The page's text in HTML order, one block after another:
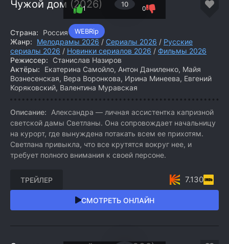
Чужой дом (2026)
WEBRip
10
1 0
Страна:
Россия
Жанр:
Мелодрамы 2026 / Сериалы 2026 / Русские
сериалы 2026 / Новинки сериалов 2026 / Фильмы 2026
Режиссер:
Станислав Назиров
Актёры:
Екатерина Самойло, Антон Даниленко, Майя
Вознесенская, Вера Воронкова, Ирина Минеева, Евгений
Коряковский, Валентина Муравская
Описание:
Александра — личная ассистентка капризной
светской дамы Светланы. Она сопровождает начальницу
на курорт, где вынуждена потакать всем ее прихотям.
Светлана привыкла, что все крутятся вокруг нее, и
требует полного внимания к своей персоне.
СМОТРЕТЬ ОНЛАЙН
ТРЕЙЛЕР 7.130